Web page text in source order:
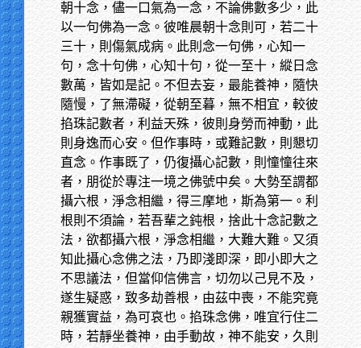
朝十念，儘一口氣為一念，不論佛數多少，此
以一句佛為一念。彼唯晨朝十念則可，若二十
三十，則傷氣成病。此則念一句佛，心知一
句，念十句佛，心知十句，從一至十，縱日念
數萬，皆如是記。不但去妄，最能養神，隨快
隨慢，了無滯礙，從朝至暮，無不相宜，較彼
掐珠記數者，利益天殊，彼則身勞而神動，此
則身逸而心安。但作事時，或難記數，則懇切
直念。作事既了，仍復攝心記數，則憧憧往來
者，朋從於專注一境之佛號中矣。大勢至謂都
攝六根，淨念相繼，得三摩地，斯為第一。利
根則不須論，若吾輩之鈍根，捨此十念記數之
法，欲都攝六根，淨念相繼，大難大難。又須
知此攝心念佛之法，乃即淺即深，即小即大之
不思議法，但當仰信佛言，切勿以己見不及，
遂生疑惑，致多劫善根，由茲中喪，不能究竟
親獲實益，為可哀也。掐珠念佛，唯宜行住二
時，若靜坐養神，由手動故，神不能安，久則